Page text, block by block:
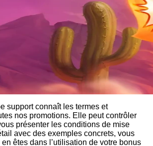
support connaît les termes et
nos promotions. Elle peut contrôler
présenter les conditions de mise
avec des exemples concrets, vous
êtes dans l’utilisation de votre bonus